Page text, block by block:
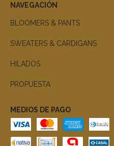
NAVEGACIÓN
BLOOMERS & PANTS
SWEATERS & CARDIGANS
HILADOS
PROPUESTA
MEDIOS DE PAGO